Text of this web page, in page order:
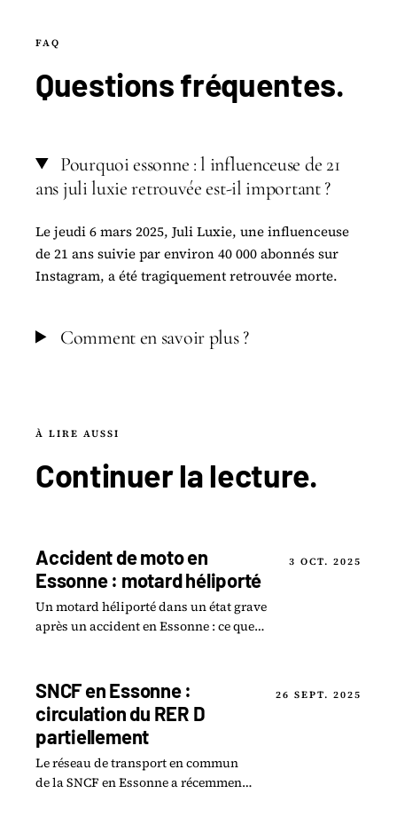
FAQ
Questionsfréquentes.
Pourquoi essonne : l influenceuse de 21
ans juli luxie retrouvée est-il important ?
Le jeudi 6 mars 2025, Juli Luxie, une influenceuse
de 21 ans suivie par environ 40 000 abonnés sur
Instagram, a été tragiquement retrouvée morte.
Comment en savoir plus ?
À LIRE AUSSI
Continuer lalecture.
Accident de moto en
Essonne : motard héliporté
Un motard héliporté dans un état grave
après un accident en Essonne : ce que
3 OCT. 2025
SNCF en Essonne :
circulation du RER D
partiellement
Le réseau de transport en commun
de la SNCF en Essonne a récemment
26 SEPT. 2025